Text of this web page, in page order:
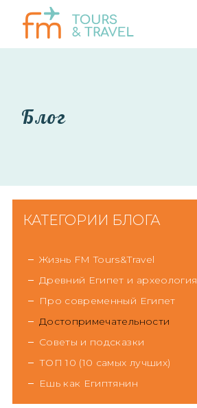
Блог
КАТЕГОРИИ БЛОГА
Жизнь FM Tours&Travel
Древний Египет и археология
Про современный Египет
Достопримечательности
Советы и подсказки
ТОП 10 (10 самых лучших)
Ешь как Египтянин